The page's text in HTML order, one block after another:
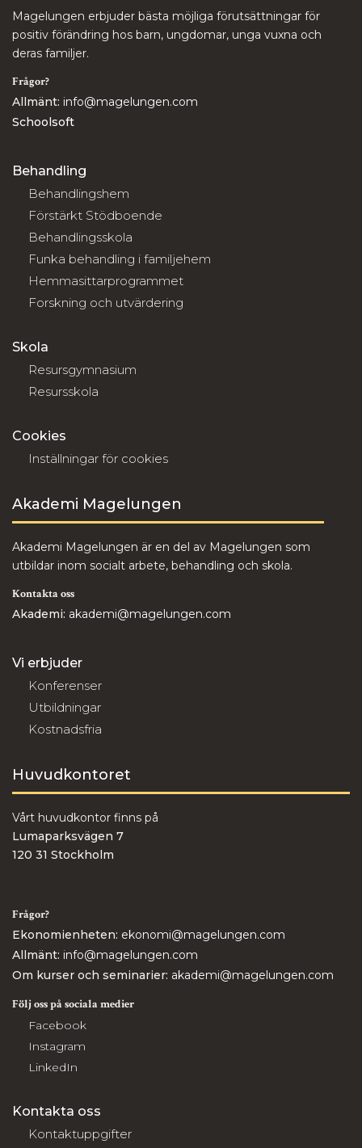
Magelungen erbjuder bästa möjliga förutsättningar för
positiv förändring hos barn, ungdomar, unga vuxna och
deras familjer.
Frågor?
Allmänt: info@magelungen.com
Schoolsoft
Behandling
Behandlingshem
Förstärkt Stödboende
Behandlingsskola
Funka behandling i familjehem
Hemmasittarprogrammet
Forskning och utvärdering
Skola
Resursgymnasium
Resursskola
Cookies
Inställningar för cookies
Akademi Magelungen
Akademi Magelungen är en del av Magelungen som
utbildar inom socialt arbete, behandling och skola.
Kontakta oss
Akademi: akademi@magelungen.com
Vi erbjuder
Konferenser
Utbildningar
Kostnadsfria
Huvudkontoret
Vårt huvudkontor finns på
Lumaparksvägen 7
120 31 Stockholm
Frågor?
Ekonomienheten: ekonomi@magelungen.com
Allmänt: info@magelungen.com
Om kurser och seminarier: akademi@magelungen.com
Följ oss på sociala medier
Facebook
Instagram
LinkedIn
Kontakta oss
Kontaktuppgifter